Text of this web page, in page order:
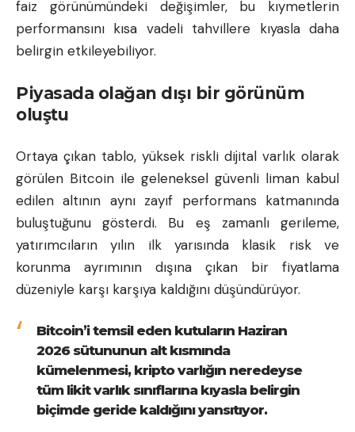
faiz görünümündeki değişimler, bu kıymetlerin
performansını kısa vadeli tahvillere kıyasla daha
belirgin etkileyebiliyor.
Piyasada olağan dışı bir görünüm
oluştu
Ortaya çıkan tablo, yüksek riskli dijital varlık olarak
görülen Bitcoin ile geleneksel güvenli liman kabul
edilen altının aynı zayıf performans katmanında
buluştuğunu gösterdi. Bu eş zamanlı gerileme,
yatırımcıların yılın ilk yarısında klasik risk ve
korunma ayrımının dışına çıkan bir fiyatlama
düzeniyle karşı karşıya kaldığını düşündürüyor.
Bitcoin’i temsil eden kutuların Haziran
2026 sütununun alt kısmında
kümelenmesi, kripto varlığın neredeyse
tüm likit varlık sınıflarına kıyasla belirgin
biçimde geride kaldığını yansıtıyor.